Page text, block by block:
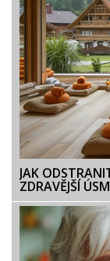
JAK
ZDRAVĚJŠÍ